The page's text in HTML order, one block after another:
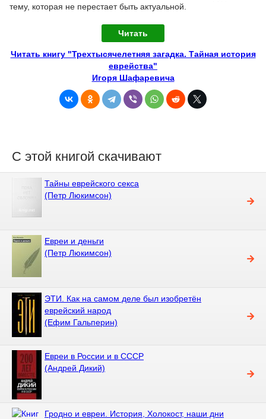
тему, которая не перестает быть актуальной.
Читать
Читать книгу "Трехтысячелетняя загадка. Тайная история
еврейства"
Игоря Шафаревича
С этой книгой скачивают
Тайны еврейского секса
(Петр Люкимсон)
Евреи и деньги
(Петр Люкимсон)
ЭТИ. Как на самом деле был изобретён
еврейский народ
(Ефим Гальперин)
Евреи в России и в СССР
(Андрей Дикий)
Гродно и евреи. История, Холокост, наши дни